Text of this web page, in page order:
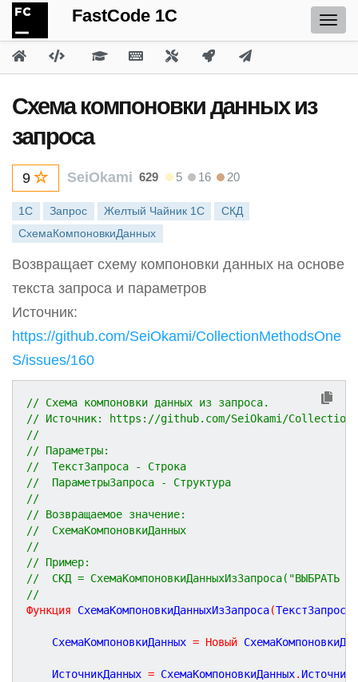
FastCode 1C
Схема компоновки данных из
запроса
9 SeiOkami 629 5 16 20
1С Запрос Желтый Чайник 1С
СКД
СхемаКомпоновкиДанных
Возвращает схему компоновки данных на основе
текста запроса и параметров
Источник:
https://github.com/SeiOkami/CollectionMethodsOne
S/issues/160
// Схема компоновки данных из запроса.
// Источник: https://github.com/SeiOkami/
//
// Параметры:
//  ТекстЗапроса - Строка
//  ПараметрыЗапроса - Структура
//
// Возвращаемое значение:
//  СхемаКомпоновкиДанных
//
// Пример:
//  СКД = СхемаКомпоновкиДанныхИзЗапроса("ВЫБРАТЬ
//
Функция
СхемаКомпоновкиДанныхИзЗапроса(ТекстЗапроса
	СхемаКомпоновкиДанных
= Новый
	ИсточникДанных
= СхемаКомпоновкиДанных.